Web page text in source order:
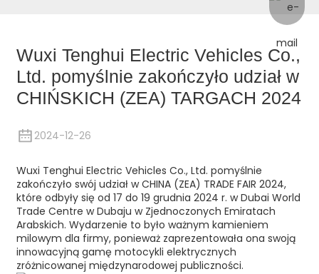
Wuxi Tenghui Electric Vehicles Co.,
Ltd. pomyślnie zakończyło udział w
CHIŃSKICH (ZEA) TARGACH 2024
2024-12-26
Wuxi Tenghui Electric Vehicles Co., Ltd. pomyślnie
zakończyło swój udział w CHINA (ZEA) TRADE FAIR 2024,
które odbyły się od 17 do 19 grudnia 2024 r. w Dubai World
Trade Centre w Dubaju w Zjednoczonych Emiratach
Arabskich. Wydarzenie to było ważnym kamieniem
milowym dla firmy, ponieważ zaprezentowała ona swoją
innowacyjną gamę motocykli elektrycznych
zróżnicowanej międzynarodowej publiczności.